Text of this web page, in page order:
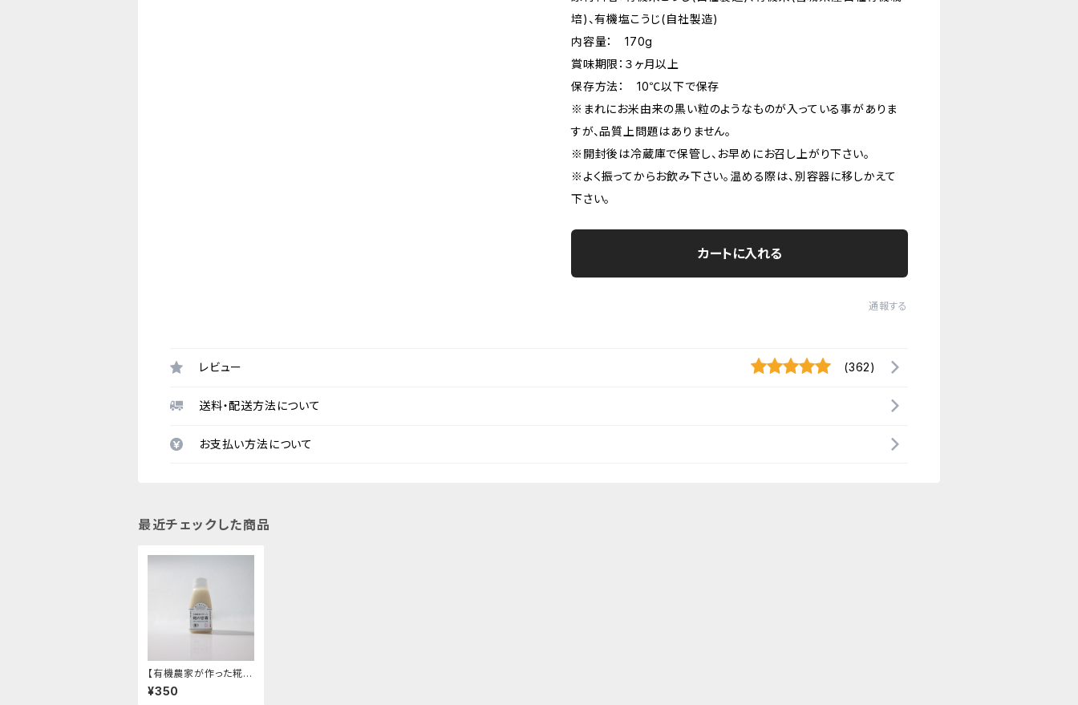
培)、有機塩こうじ(自社製造)
内容量： 170g
賞味期限：３ヶ月以上
保存方法： 10℃以下で保存
※まれにお米由来の黒い粒のようなものが入っている事がありま
すが、品質上問題はありません。
※開封後は冷蔵庫で保管し、お早めにお召し上がり下さい。
※よく振ってからお飲み下さい。温める際は、別容器に移しかえて
下さい。
カートに入れる
通報する
レビュー (362)
送料・配送方法について
お支払い方法について
最近チェックした商品
【有機農家が作った糀の
甘酒】-国産オーガニッ
ク・ストレートタイプ・有
¥350